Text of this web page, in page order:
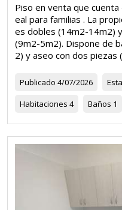
Piso en venta que
eal para familias . La
es dobles (14m2-14m2)
(9m2-5m2). Dispone de
2) y aseo con dos piezas
Publicado 4/07/2026
Habitaciones 4 Baños 1